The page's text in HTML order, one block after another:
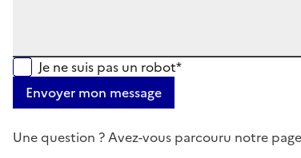
Je ne suis pas un robot*
Envoyer mon message
Une question ? Avez-vous parcouru notre